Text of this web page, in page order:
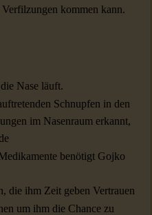
kommen kann.
Nase läuft.
Schnupfen in den
im Nasenraum erkannt,
benötigt Gojko
die ihm Zeit geben Vertrauen
um ihm die Chance zu